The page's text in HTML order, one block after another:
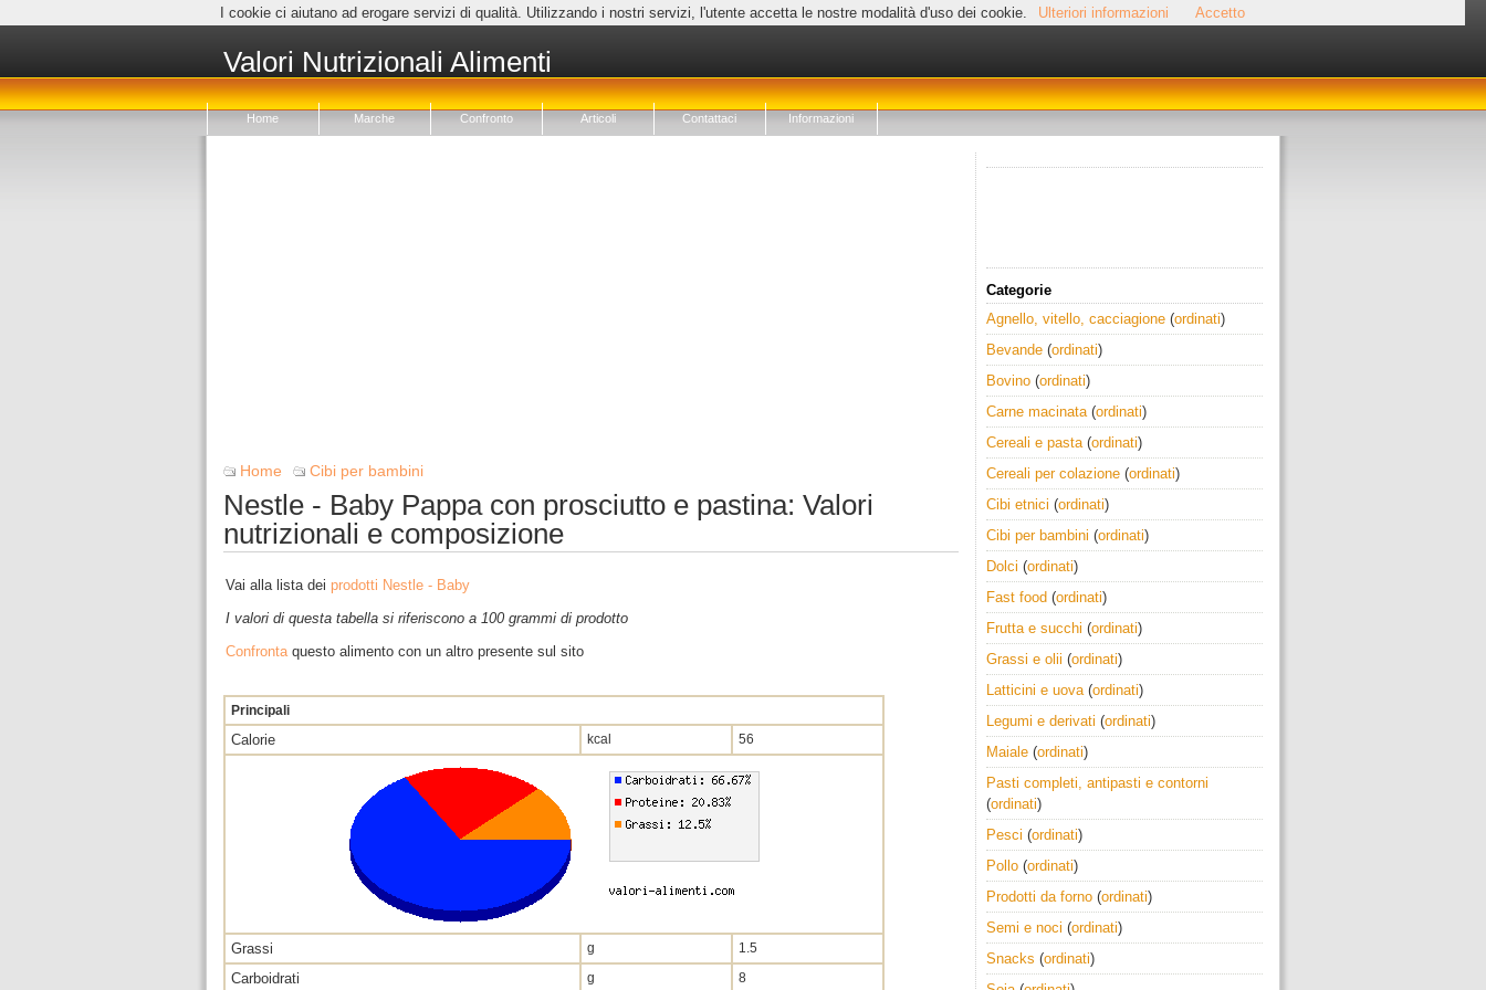
I cookie ci aiutano ad erogare servizi di qualità. Utilizzando i nostri servizi, l'utente accetta le nostre modalità d'uso dei cookie. Ulteriori informazioni Accetto
Valori Nutrizionali Alimenti
Home Marche Confronto Articoli Contattaci Informazioni
Home Cibi per bambini
Nestle - Baby Pappa con prosciutto e pastina: Valori
nutrizionali e composizione
Vai alla lista dei prodotti Nestle - Baby
I valori di questa tabella si riferiscono a 100 grammi di prodotto
Confrontaquesto alimento con un altro presente sul sito
Principali
Calorie kcal 56
Grassi g 1.5
Carboidrati g 8
Categorie
Agnello, vitello, cacciagione (ordinati)
Bevande (ordinati)
Bovino (ordinati)
Carne macinata(ordinati)
Cereali e pasta(ordinati)
Cereali per colazione (ordinati)
Cibi etnici (ordinati)
Cibi per bambini (ordinati)
Dolci (ordinati)
Fast food (ordinati)
Frutta e succhi (ordinati)
Grassi e olii (ordinati)
Latticini e uova(ordinati)
Legumi e derivati (ordinati)
Maiale (ordinati)
Pasti completi, antipasti e contorni
(ordinati)
Pesci (ordinati)
Pollo (ordinati)
Prodotti da forno (ordinati)
Semi e noci (ordinati)
Snacks (ordinati)